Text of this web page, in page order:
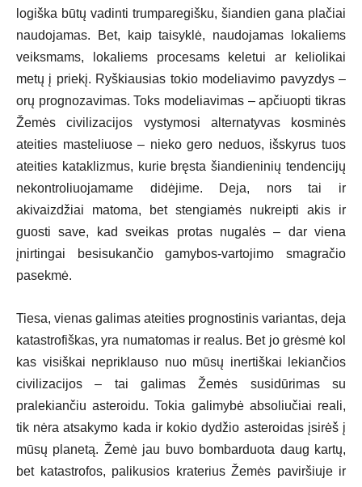
logiška būtų vadinti trumparegišku, šiandien gana plačiai
naudojamas. Bet, kaip taisyklė, naudojamas lokaliems
veiksmams, lokaliems procesams keletui ar keliolikai
metų į priekį. Ryškiausias tokio modeliavimo pavyzdys –
orų prognozavimas. Toks modeliavimas – apčiuopti tikras
Žemės civilizacijos vystymosi alternatyvas kosminės
ateities masteliuose – nieko gero neduos, išskyrus tuos
ateities kataklizmus, kurie bręsta šiandieninių tendencijų
nekontroliuojamame didėjime. Deja, nors tai ir
akivaizdžiai matoma, bet stengiamės nukreipti akis ir
guosti save, kad sveikas protas nugalės – dar viena
įnirtingai besisukančio gamybos-vartojimo smagračio
pasekmė.
Tiesa, vienas galimas ateities prognostinis variantas, deja
katastrofiškas, yra numatomas ir realus. Bet jo grėsmė kol
kas visiškai nepriklauso nuo mūsų inertiškai lekiančios
civilizacijos – tai galimas Žemės susidūrimas su
pralekiančiu asteroidu. Tokia galimybė absoliučiai reali,
tik nėra atsakymo kada ir kokio dydžio asteroidas įsirėš į
mūsų planetą. Žemė jau buvo bombarduota daug kartų,
bet katastrofos, palikusios kraterius Žemės paviršiuje ir